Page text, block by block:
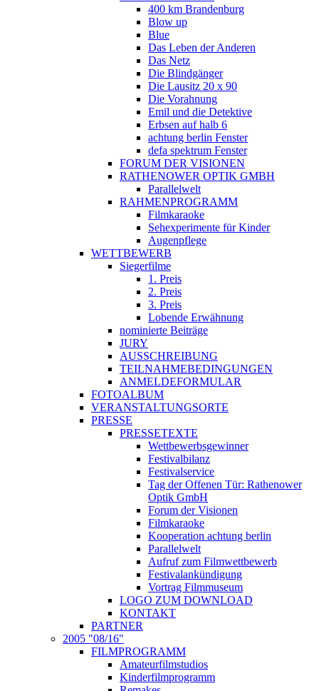
400 km Brandenburg
Blow up
Blue
Das Leben der Anderen
Das Netz
Die Blindgänger
Die Lausitz 20 x 90
Die Vorahnung
Emil und die Detektive
Erbsen auf halb 6
achtung berlin Fenster
defa spektrum Fenster
FORUM DER VISIONEN
RATHENOWER OPTIK GMBH
Parallelwelt
RAHMENPROGRAMM
Filmkaraoke
Sehexperimente für Kinder
Augenpflege
WETTBEWERB
Siegerfilme
1. Preis
2. Preis
3. Preis
Lobende Erwähnung
nominierte Beiträge
JURY
AUSSCHREIBUNG
TEILNAHMEBEDINGUNGEN
ANMELDEFORMULAR
FOTOALBUM
VERANSTALTUNGSORTE
PRESSE
PRESSETEXTE
Wettbewerbsgewinner
Festivalbilanz
Festivalservice
Tag der Offenen Tür: Rathenower
Optik GmbH
Forum der Visionen
Filmkaraoke
Kooperation achtung berlin
Parallelwelt
Aufruf zum Filmwettbewerb
Festivalankündigung
Vortrag Filmmuseum
LOGO ZUM DOWNLOAD
KONTAKT
PARTNER
2005 "08/16"
FILMPROGRAMM
Amateurfilmstudios
Kinderfilmprogramm